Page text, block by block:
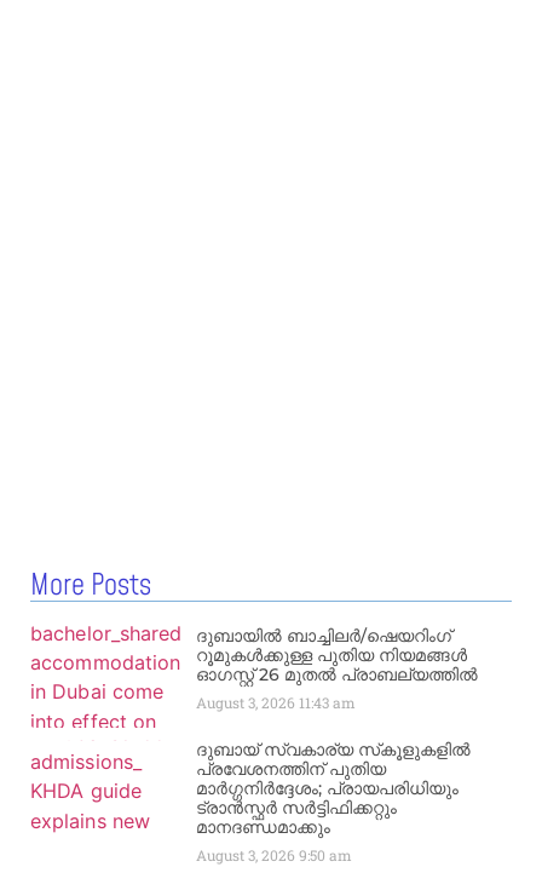
More Posts
ദുബായിൽ ബാച്ചിലർ/ഷെയറിംഗ്
റൂമുകൾക്കുള്ള പുതിയ നിയമങ്ങൾ
ഓഗസ്റ്റ് 26 മുതൽ പ്രാബല്യത്തിൽ
August 3, 2026 11:43 am
ദുബായ് സ്വകാര്യ സ്‌കൂളുകളിൽ
പ്രവേശനത്തിന് പുതിയ
മാർഗ്ഗനിർദ്ദേശം; പ്രായപരിധിയും
ട്രാൻസ്ഫർ സർട്ടിഫിക്കറ്റും
മാനദണ്ഡമാക്കും
August 3, 20269:50 am